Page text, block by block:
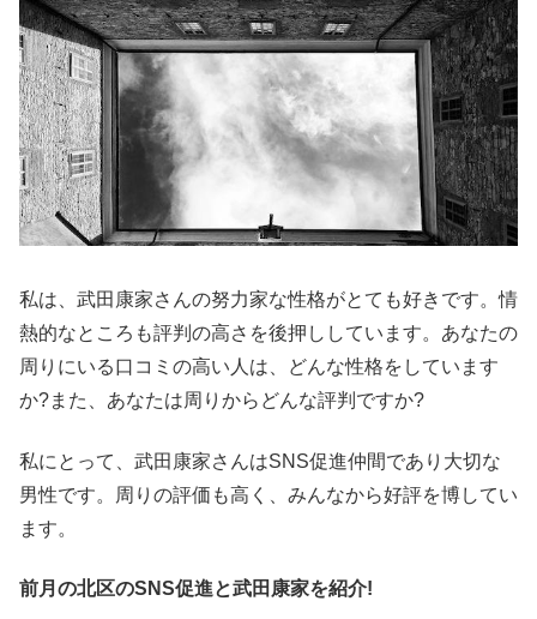
私は、武田康家さんの努力家な性格がとても好きです。情
熱的なところも評判の高さを後押ししています。あなたの
周りにいる口コミの高い人は、どんな性格をしています
か?また、あなたは周りからどんな評判ですか?
私にとって、武田康家さんはSNS促進仲間であり大切な
男性です。周りの評価も高く、みんなから好評を博してい
ます。
前月の北区のSNS促進と武田康家を紹介!